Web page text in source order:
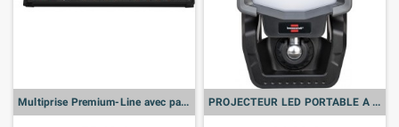
Multiprise Premium-Line avec parasurtenseur 60 000 A - 8 prises, chargeur USB, 3m - Brennenstuhl PROJECTEUR LED PORTABLE A PINCE CL 4050 MA RECHARGEABLE